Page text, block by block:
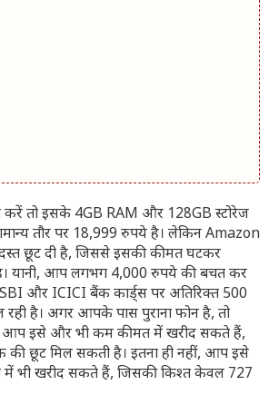
करें तो इसके 4GB RAM और 128GB स्टोरेज
तौर पर 18,999 रुपये है। लेकिन Amazon
छूट दी है, जिससे इसकी कीमत घटकर
यानी, आप लगभग 4,000 रुपये की बचत कर
और ICICI बैंक कार्ड्स पर अतिरिक्त 500
है। अगर आपके पास पुराना फोन है, तो
इसे और भी कम कीमत में खरीद सकते हैं,
छूट मिल सकती है। इतना ही नहीं, आप इसे
भी खरीद सकते हैं, जिसकी किश्त केवल 727